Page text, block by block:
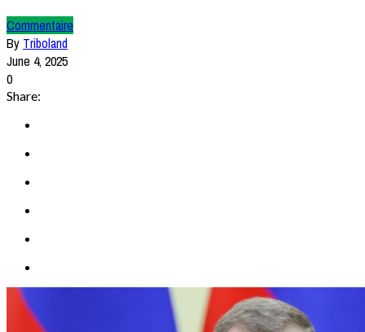
Commentaire
By Triboland
June 4, 2025
0
Share: